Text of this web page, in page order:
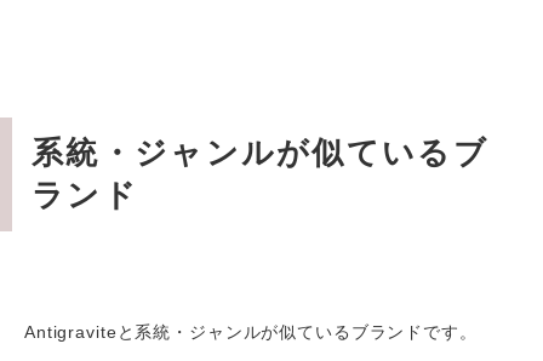
系統・ジャンルが似ているブ
ランド
Antigraviteと系統・ジャンルが似ているブランドです。